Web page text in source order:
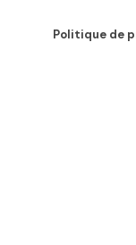
Politique de